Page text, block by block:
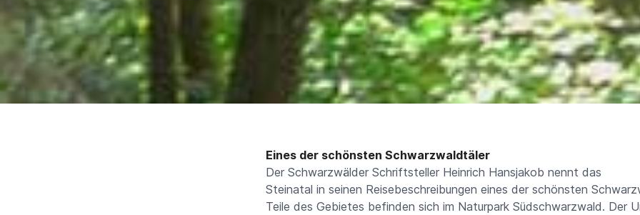
Eines der schönsten Schwarzwaldtäler
Der Schwarzwälder Schriftsteller Heinrich Hansjakob nennt das
Steinatal in seinen Reisebeschreibungen eines der schönsten
Teile des Gebietes befinden sich im Naturpark Südschwarzwald. Der